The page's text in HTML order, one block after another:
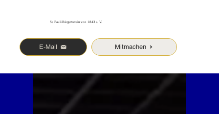
St. Pauli Bürgerverein von 1843 e. V.
E-Mail Mitmachen